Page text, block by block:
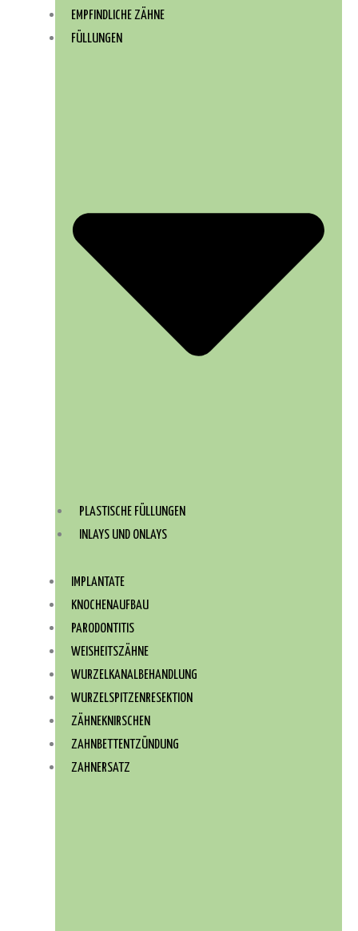
EMPFINDLICHE ZÄHNE
FÜLLUNGEN
PLASTISCHE FÜLLUNGEN
INLAYS UND ONLAYS
IMPLANTATE
KNOCHENAUFBAU
PARODONTITIS
WEISHEITSZÄHNE
WURZEL­KANAL­BEHANDLUNG
WURZEL­SPITZEN­RESEKTION
ZÄHNEKNIRSCHEN
ZAHNBETTENTZÜNDUNG
ZAHNERSATZ